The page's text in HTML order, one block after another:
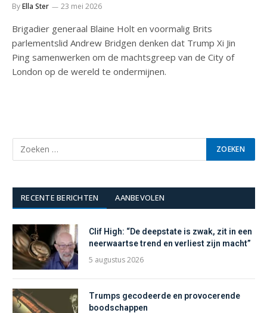
ByElla Ster 23 mei 2026
Brigadier generaal Blaine Holt en voormalig Brits
parlementslid Andrew Bridgen denken dat Trump Xi Jin
Ping samenwerken om de machtsgreep van de City of
London op de wereld te ondermijnen.
RECENTE BERICHTEN AANBEVOLEN
Clif High: “De deepstate is zwak, zit in een
neerwaartse trend en verliest zijn macht”
5 augustus 2026
Trumps gecodeerde en provocerende
boodschappen